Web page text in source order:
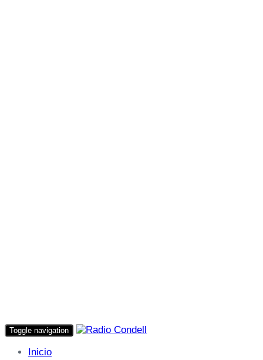
Toggle navigation
Inicio